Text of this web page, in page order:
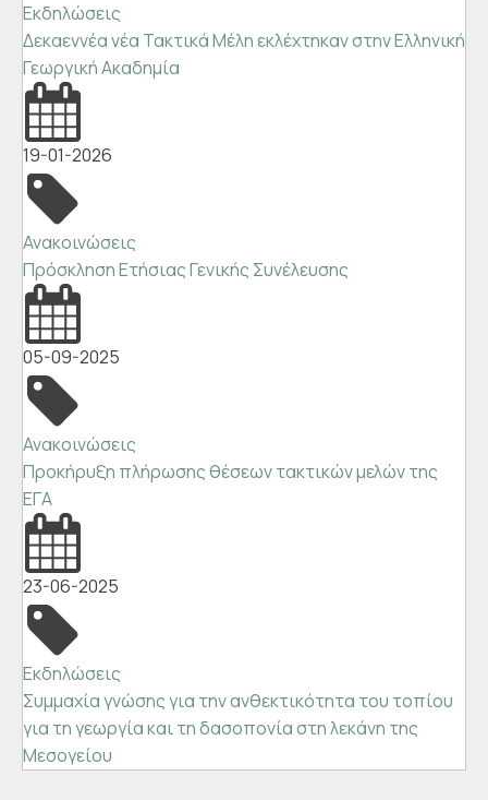
Εκδηλώσεις
Δεκαεννέα νέα Τακτικά Μέλη εκλέχτηκαν στην Ελληνική
Γεωργική Ακαδημία
19-01-2026
Ανακοινώσεις
Πρόσκληση Ετήσιας Γενικής Συνέλευσης
05-09-2025
Ανακοινώσεις
Προκήρυξη πλήρωσης θέσεων τακτικών μελών της
ΕΓΑ
23-06-2025
Εκδηλώσεις
Συμμαχία γνώσης για την ανθεκτικότητα του τοπίου
για τη γεωργία και τη δασοπονία στη λεκάνη της
Μεσογείου